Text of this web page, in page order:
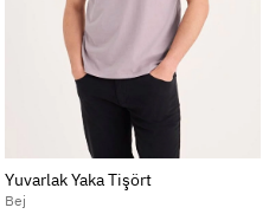
Yuvarlak Yaka Tişört
Bej